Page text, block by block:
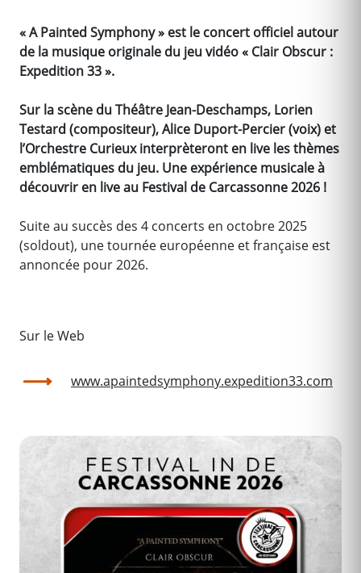
« A Painted Symphony » est le concert officiel autour
de la musique originale du jeu vidéo « Clair Obscur :
Expedition 33 ».
Sur la scène du Théâtre Jean-Deschamps, Lorien
Testard (compositeur), Alice Duport-Percier (voix) et
l’Orchestre Curieux interprèteront en live les thèmes
emblématiques du jeu. Une expérience musicale à
découvrir en live au Festival de Carcassonne 2026 !
Suite au succès des 4 concerts en octobre 2025
(soldout), une tournée européenne et française est
annoncée pour 2026.
Sur le Web
www.apaintedsymphony.expedition33.com